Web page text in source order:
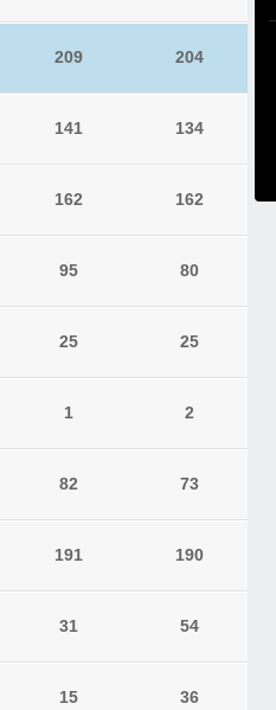
209 204
141 134
162 162
95 80
25 25
1 2
82 73
191 190
31 54
15 36